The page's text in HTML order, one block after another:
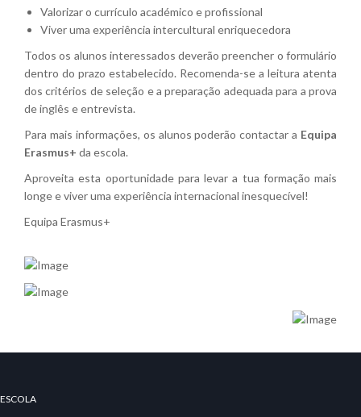
Valorizar o currículo académico e profissional
Viver uma experiência intercultural enriquecedora
Todos os alunos interessados deverão preencher o formulário
dentro do prazo estabelecido. Recomenda-se a leitura atenta
dos critérios de seleção e a preparação adequada para a prova
de inglês e entrevista.
Para mais informações, os alunos poderão contactar a Equipa
Erasmus+ da escola.
Aproveita esta oportunidade para levar a tua formação mais
longe e viver uma experiência internacional inesquecível!
Equipa Erasmus+
ESCOLA